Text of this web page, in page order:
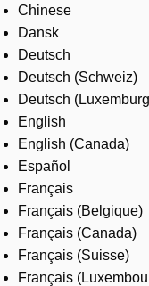
Industries
Services
About us
Where to buy
Contact us
Careers
Chinese
Dansk
Deutsch
Deutsch (Schweiz)
Deutsch
English
English (Canada)
Español
Français
Français (Belgique)
Français (Canada)
Français (Suisse)
Français